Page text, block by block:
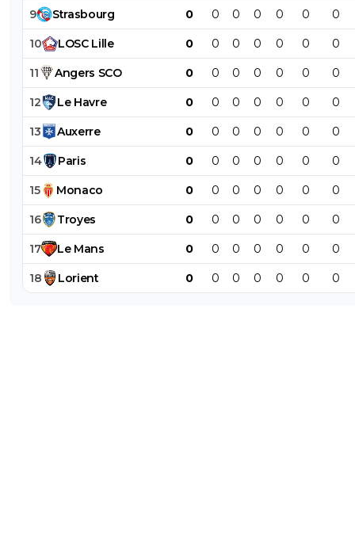
9 Strasbourg 0 0 0 0 0 0 0
10 LOSC Lille 0 0 0 0 0 0 0
11 Angers SCO 0 0 0 0 0 0 0
12 Le Havre 0 0 0 0 0 0 0
13 Auxerre 0 0 0 0 0 0 0
14 Paris 0 0 0 0 0 0 0
15 Monaco 0 0 0 0 0 0 0
16 Troyes 0 0 0 0 0 0 0
17 Le Mans 0 0 0 0 0 0 0
18 Lorient 0 0 0 0 0 0 0